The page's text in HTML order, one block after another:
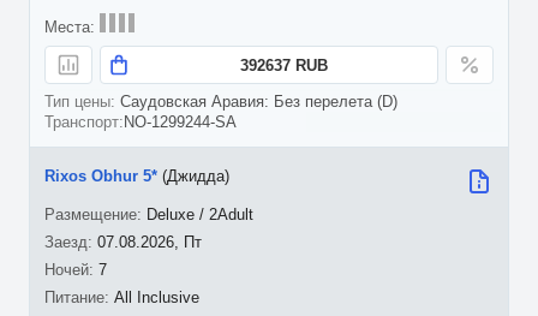
392637 RUB
Саудовская Аравия: Без перелета (D)
NO-1299244-SA
07.08.2026, Пт
7
Rixos Obhur 5* (Джидда)
Deluxe / 2Adult
All Inclusive